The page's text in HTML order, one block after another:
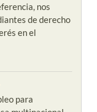
nos
de derecho
en el
para